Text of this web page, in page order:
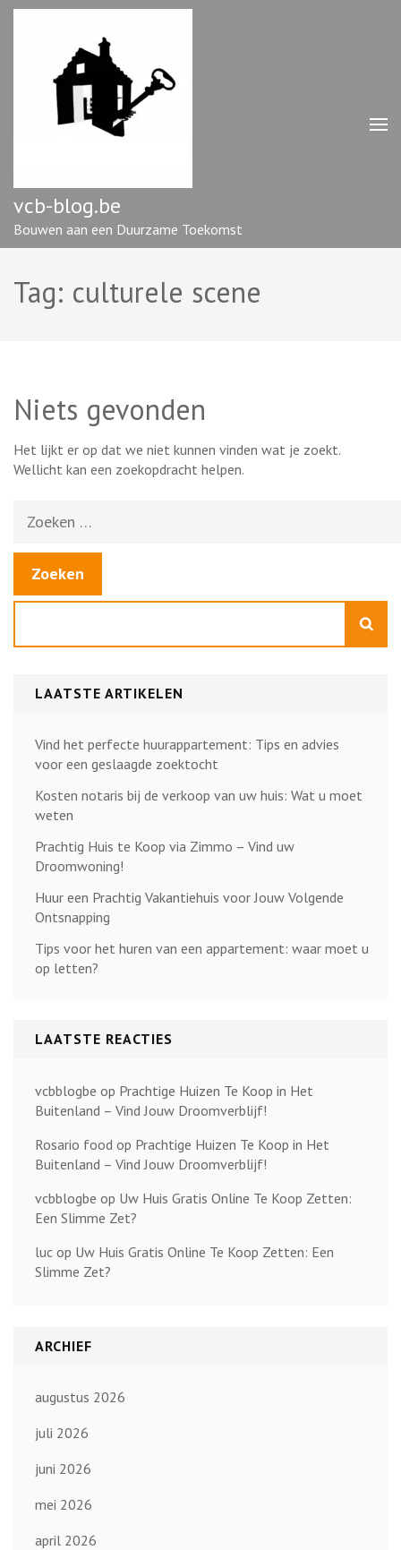
Ga
vcb-blog.be
Bouwen aan een Duurzame Toekomst
Tag: culturele scene
Niets gevonden
Het lijkt er op dat we niet kunnen vinden wat je zoekt.
Wellicht kan een zoekopdracht helpen.
naar:
LAATSTE ARTIKELEN
Vind het perfecte huurappartement: Tips en advies
voor een geslaagde zoektocht
Kosten notaris bij de verkoop van uw huis: Wat u moet
weten
Prachtig Huis te Koop via Zimmo – Vind uw
Droomwoning!
Huur een Prachtig Vakantiehuis voor Jouw Volgende
Ontsnapping
Tips voor het huren van een appartement: waar moet u
op letten?
LAATSTE REACTIES
vcbblogbe op Prachtige Huizen Te Koop in Het
Buitenland – Vind Jouw Droomverblijf!
Rosario food op Prachtige Huizen Te Koop in Het
Buitenland – Vind Jouw Droomverblijf!
vcbblogbe op Uw Huis Gratis Online Te Koop Zetten:
Een Slimme Zet?
luc op Uw Huis Gratis Online Te Koop Zetten: Een
Slimme Zet?
ARCHIEF
augustus 2026
juli 2026
juni 2026
mei 2026
april 2026